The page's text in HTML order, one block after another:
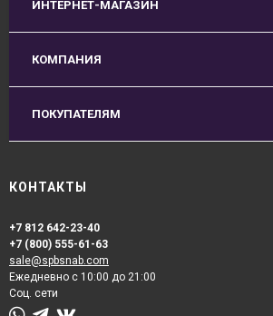
ИНТЕРНЕТ-МАГАЗИН
КОМПАНИЯ
ПОКУПАТЕЛЯМ
КОНТАКТЫ
+7 812 642-23-40
+7 (800) 555-61-63
sale@spbsnab.com
Ежедневно с 10:00 до 21:00
Соц. сети